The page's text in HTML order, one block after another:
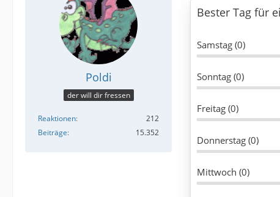
Poldi
der will dir fressen
Reaktionen
212
Beiträge
15.352
Bester Tag für
Samstag (0)
Sonntag (0)
Freitag (0)
Donnerstag (0)
Mittwoch (0)